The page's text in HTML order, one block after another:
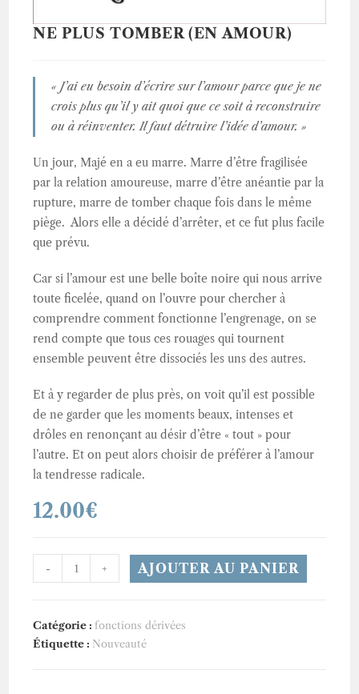
NE PLUS TOMBER (EN AMOUR)
« J’ai eu besoin d’écrire sur l’amour parce que je ne
crois plus qu’il y ait quoi que ce soit à reconstruire
ou à réinventer. Il faut détruire l’idée d’amour. »
Un jour, Majé en a eu marre. Marre d’être fragilisée
par la relation amoureuse, marre d’être anéantie par la
rupture, marre de tomber chaque fois dans le même
piège. Alors elle a décidé d’arrêter, et ce fut plus facile
que prévu.
Car si l’amour est une belle boîte noire qui nous arrive
toute ficelée, quand on l’ouvre pour chercher à
comprendre comment fonctionne l’engrenage, on se
rend compte que tous ces rouages qui tournent
ensemble peuvent être dissociés les uns des autres.
Et à y regarder de plus près, on voit qu’il est possible
de ne garder que les moments beaux, intenses et
drôles en renonçant au désir d’être « tout » pour
l’autre. Et on peut alors choisir de préférer à l’amour
la tendresse radicale.
12.00€
quantité
de
plus
tomber
- + AJOUTER AU PANIER
Catégorie : fonctions dérivées
Étiquette : Nouveauté